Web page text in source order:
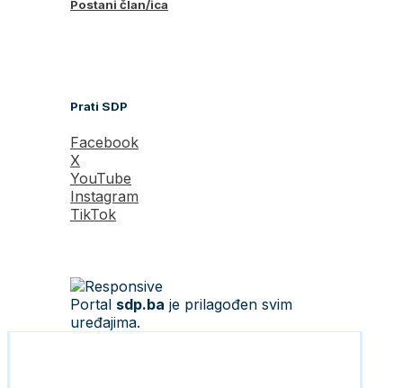
Postani član/ica
Prati SDP
Facebook
X
YouTube
Instagram
TikTok
Portal sdp.ba je prilagođen svim
uređajima.